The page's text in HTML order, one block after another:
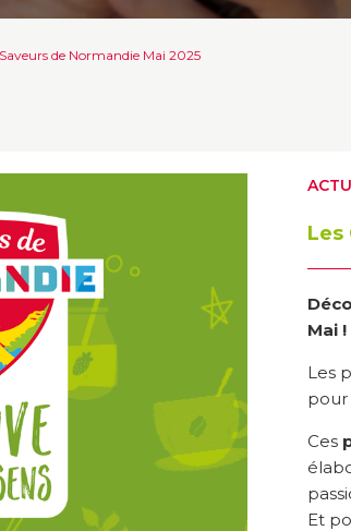
de Normandie Mai 2025
Les
Mai !
Les
pour
Ces
Et